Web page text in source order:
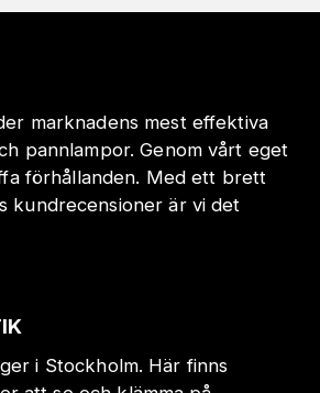
marknadens mest effektiva
pannlampor. Genom vårt eget
förhållanden. Med ett brett
kundrecensioner är vi det
i Stockholm. Här finns